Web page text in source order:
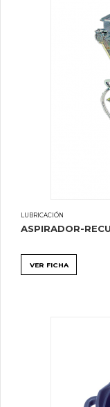
LUBRICACIÓN
ASPIRADOR-
VER FICHA